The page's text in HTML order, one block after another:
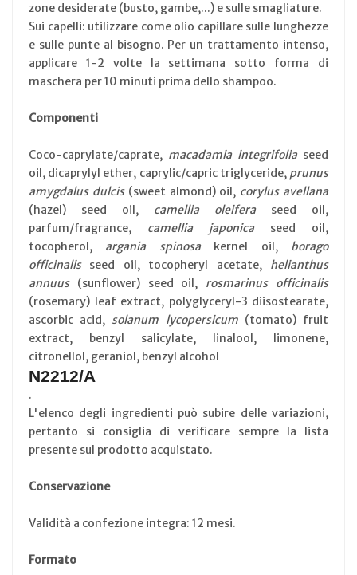
zone desiderate (busto, gambe,...) e sulle smagliature.
Sui capelli: utilizzare come olio capillare sulle lunghezze
e sulle punte al bisogno. Per un trattamento intenso,
applicare 1-2 volte la settimana sotto forma di
maschera per 10 minuti prima dello shampoo.
Componenti
Coco-caprylate/caprate, macadamia integrifolia seed
oil, dicaprylyl ether, caprylic/capric triglyceride, prunus
amygdalus dulcis (sweet almond) oil, corylus avellana
(hazel) seed oil, camellia oleifera seed oil,
parfum/fragrance, camellia japonica seed oil,
tocopherol, argania spinosa kernel oil, borago
officinalis seed oil, tocopheryl acetate, helianthus
annuus (sunflower) seed oil, rosmarinus officinalis
(rosemary) leaf extract, polyglyceryl-3 diisostearate,
ascorbic acid, solanum lycopersicum (tomato) fruit
extract, benzyl salicylate, linalool, limonene,
citronellol, geraniol, benzyl alcohol
N2212/A
.
L'elenco degli ingredienti può subire delle variazioni,
pertanto si consiglia di verificare sempre la lista
presente sul prodotto acquistato.
Conservazione
Validità a confezione integra: 12 mesi.
Formato